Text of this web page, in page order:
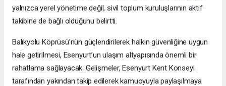
yalnızca yerel yönetime değil, sivil toplum kuruluşlarının aktif
takibine de bağlı olduğunu belirtti.
Balıkyolu Köprüsü’nün güçlendirilerek halkın güvenliğine uygun
hale getirilmesi, Esenyurt’un ulaşım altyapısında önemli bir
rahatlama sağlayacak. Gelişmeler, Esenyurt Kent Konseyi
tarafından yakından takip edilerek kamuoyuyla paylaşılmaya